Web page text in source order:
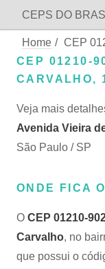
CEPS DO
Home / CEP
CEP 01210-
CARVALHO,
Veja mais
Avenida Vieira
São Paulo / SP
ONDE FICA
O CEP 01210-
Carvalho, no
que possui o